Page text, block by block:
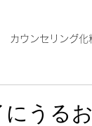
カウンセリング化
うる